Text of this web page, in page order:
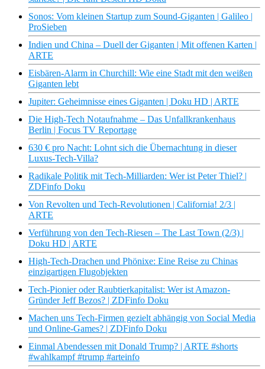
Sonos: Vom kleinen Startup zum Sound-Giganten | Galileo |
ProSieben
Indien und China – Duell der Giganten | Mit offenen Karten |
ARTE
Eisbären-Alarm in Churchill: Wie eine Stadt mit den weißen
Giganten lebt
Jupiter: Geheimnisse eines Giganten | Doku HD | ARTE
Die High-Tech Notaufnahme – Das Unfallkrankenhaus
Berlin | Focus TV Reportage
630 € pro Nacht: Lohnt sich die Übernachtung in dieser
Luxus-Tech-Villa?
Radikale Politik mit Tech-Milliarden: Wer ist Peter Thiel? |
ZDFinfo Doku
Von Revolten und Tech-Revolutionen | California! 2/3 |
ARTE
Verführung von den Tech-Riesen – The Last Town (2/3) |
Doku HD | ARTE
High-Tech-Drachen und Phönixe: Eine Reise zu Chinas
einzigartigen Flugobjekten
Tech-Pionier oder Raubtierkapitalist: Wer ist Amazon-
Gründer Jeff Bezos? | ZDFinfo Doku
Machen uns Tech-Firmen gezielt abhängig von Social Media
und Online-Games? | ZDFinfo Doku
Einmal Abendessen mit Donald Trump? | ARTE #shorts
#wahlkampf #trump #arteinfo